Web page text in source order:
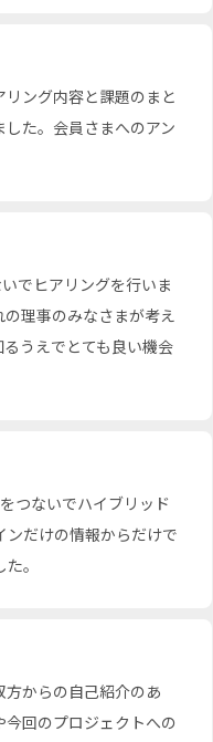
ング内容と課題のまと
た。会員さまへのアン
でヒアリングを行いま
理事のみなさまが考え
うえでとても良い機会
つないでハイブリッド
だけの情報からだけで
。
からの自己紹介のあ
回のプロジェクトへの